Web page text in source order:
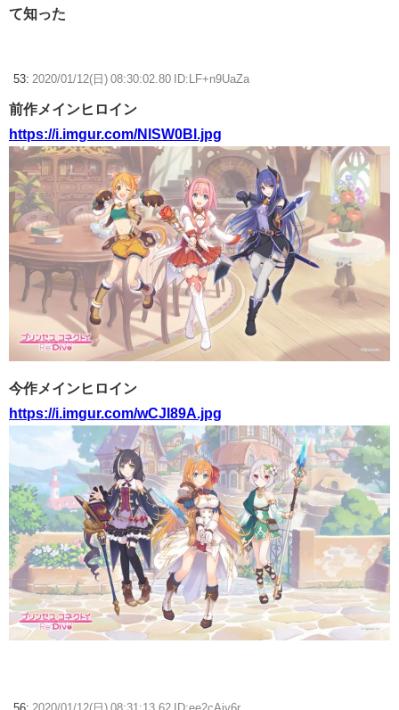
て知った
53: 2020/01/12(日) 08:30:02.80 ID:LF+n9UaZa
前作メインヒロイン
https://i.imgur.com/NlSW0Bl.jpg
今作メインヒロイン
https://i.imgur.com/wCJl89A.jpg
56: 2020/01/12(日) 08:31:13.62 ID:ee2cAjy6r